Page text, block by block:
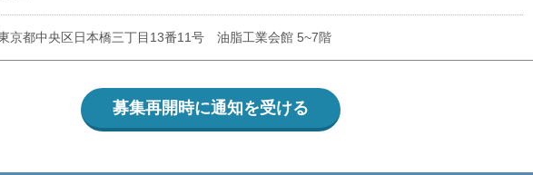
京都中央区日本橋三丁目13番11号 油脂工業会館 5~7階
募集再開時に通知を受ける